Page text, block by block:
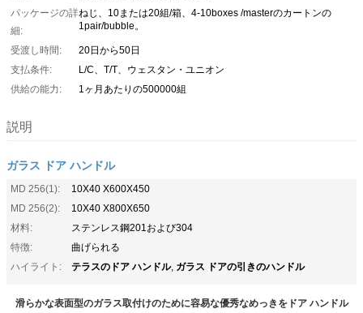
パッケージの詳
細:
ねじ、10または20組/箱、4-10boxes /masterのカートンの
1pair/bubble。
受渡し時間:
20日から50日
支払条件:
L/C、T/T、ウェスタン・ユニオン
供給の能力:
1ヶ月あたりの500000組
説明
ガラス ドア ハンドル
MD 256(1):
10X40 X600X450
MD 256(2):
10X40 X800X650
材料:
ステンレス鋼201および304
特徴:
曲げられる
ハイライト:
テラスのドア ハンドル, ガラス ドアの引きのハンドル
滑らかな表面型のガラス取付けのために容易な優秀なめっきをドア ハンドル